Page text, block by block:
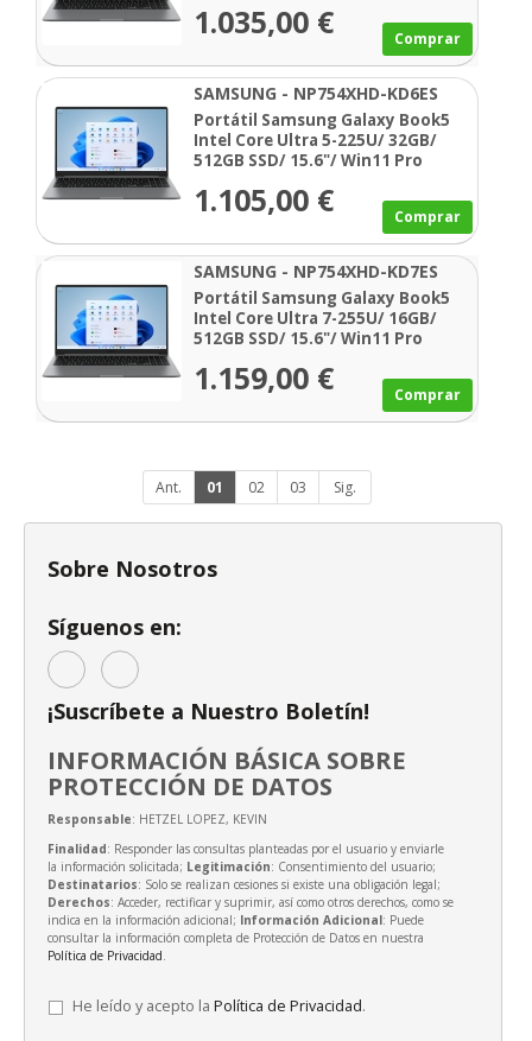
1.035,00 € Comprar
SAMSUNG - NP754XHD-KD6ES
Portátil Samsung Galaxy Book5
Intel Core Ultra 5-225U/ 32GB/
512GB SSD/ 15.6"/ Win11 Pro
1.105,00 € Comprar
SAMSUNG - NP754XHD-KD7ES
Portátil Samsung Galaxy Book5
Intel Core Ultra 7-255U/ 16GB/
512GB SSD/ 15.6"/ Win11 Pro
1.159,00 € Comprar
Ant. 01 02 03 Sig.
Sobre Nosotros
Síguenos en:
¡Suscríbete a Nuestro Boletín!
INFORMACIÓN BÁSICA SOBRE
PROTECCIÓN DE DATOS
Responsable: HETZEL LOPEZ, KEVIN
Finalidad: Responder las consultas planteadas por el usuario y enviarle
la información solicitada; Legitimación: Consentimiento del usuario;
Destinatarios: Solo se realizan cesiones si existe una obligación legal;
Derechos: Acceder, rectificar y suprimir, así como otros derechos, como se
indica en la información adicional; Información Adicional: Puede
consultar la información completa de Protección de Datos en nuestra
Política de Privacidad.
He leído y acepto la Política de Privacidad.